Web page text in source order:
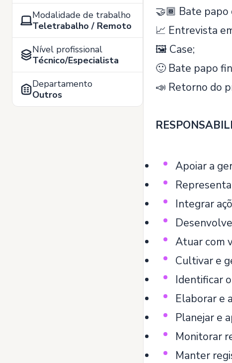
Modalidade de trabalho
Teletrabalho / Remoto
Nível profissional
Técnico/Especialista
Departamento
Outros
🤝🏾 Bate papo
📈 Entrevista
🖼️ Case;
🙂 Bate papo
📣 Retorno do
Apoiar a
Integrar
Atuar com
Cultivar e
Identificar
Elaborar e
Planejar e
Monitorar
Manter